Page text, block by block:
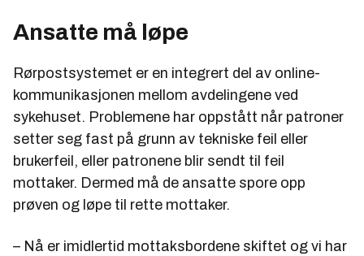
Ansatte må løpe
Rørpostsystemet er en integrert del av online-
kommunikasjonen mellom avdelingene ved
sykehuset. Problemene har oppstått når patroner
setter seg fast på grunn av tekniske feil eller
brukerfeil, eller patronene blir sendt til feil
mottaker. Dermed må de ansatte spore opp
prøven og løpe til rette mottaker.
– Nå er imidlertid mottaksbordene skiftet og vi har